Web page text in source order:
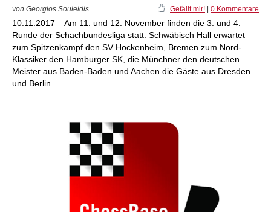
von Georgios Souleidis Gefällt mir! 0 Kommentare
10.11.2017 – Am 11. und 12. November finden die 3. und 4.
Runde der Schachbundesliga statt. Schwäbisch Hall erwartet
zum Spitzenkampf den SV Hockenheim, Bremen zum Nord-
Klassiker den Hamburger SK, die Münchner den deutschen
Meister aus Baden-Baden und Aachen die Gäste aus Dresden
und Berlin.